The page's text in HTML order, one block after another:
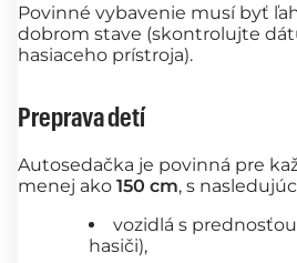
Povinné vybavenie musí byť
dobrom stave (skontrolujte
hasiaceho prístroja).
Preprava detí
Autosedačka je povinná pre
menej ako 150 cm, s
vozidlá s
hasiči),